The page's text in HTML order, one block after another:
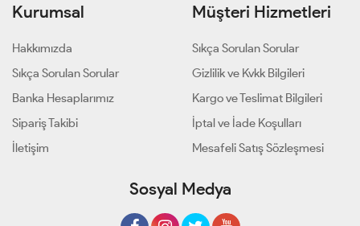
Kurumsal
Hakkımızda
Sıkça Sorulan Sorular
Banka Hesaplarımız
Sipariş Takibi
İletişim
Müşteri Hizmetleri
Sıkça Sorulan Sorular
Gizlilik ve Kvkk Bilgileri
Kargo ve Teslimat Bilgileri
İptal ve İade Koşulları
Mesafeli Satış Sözleşmesi
Sosyal Medya